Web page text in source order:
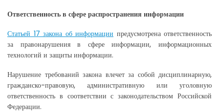
Ответственность в сфере распространения информации
Статьей 17 закона об информации предусмотрена ответственность
за правонарушения в сфере информации, информационных
технологий и защиты информации.
Нарушение требований закона влечет за собой дисциплинарную,
гражданско-правовую, административную или уголовную
ответственность в соответствии с законодательством Российской
Федерации.